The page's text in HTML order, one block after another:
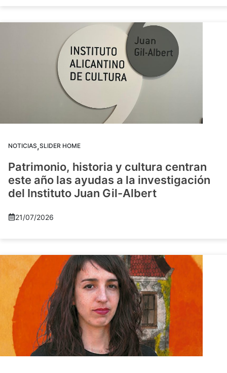
NOTICIAS,SLIDER HOME
Patrimonio, historia y cultura centran
este año las ayudas a la investigación
del Instituto Juan Gil-Albert
21/07/2026